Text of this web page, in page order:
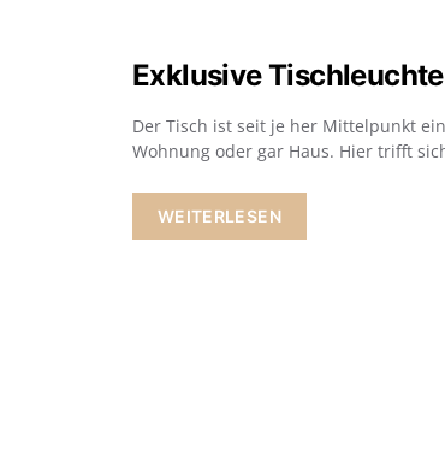
Exklusive
Der Tisch ist seit je her Mittelpunkt
Wohnung oder gar Haus. Hier trifft
WEITERLESEN